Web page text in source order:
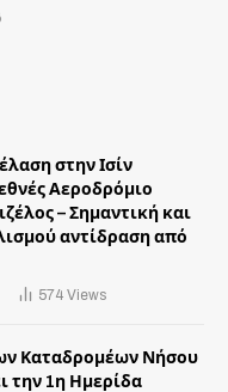
στην Ισίν
Αεροδρόμιο
– Σημαντική και
αντίδραση από
574 Views
Καταδρομέων Νήσου
την 1η Ημερίδα